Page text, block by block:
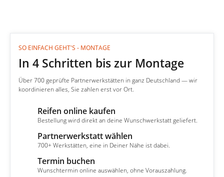
SO EINFACH GEHT'S - MONTAGE
In 4 Schritten bis zur Montage
Über 700 geprüfte Partnerwerkstätten in ganz Deutschland — wir
koordinieren alles, Sie zahlen erst vor Ort.
Reifen online kaufen
Bestellung wird direkt an deine Wunschwerkstatt geliefert.
Partnerwerkstatt wählen
700+ Werkstätten, eine in Deiner Nähe ist dabei.
Termin buchen
Wunschtermin online auswählen, ohne Vorauszahlung.